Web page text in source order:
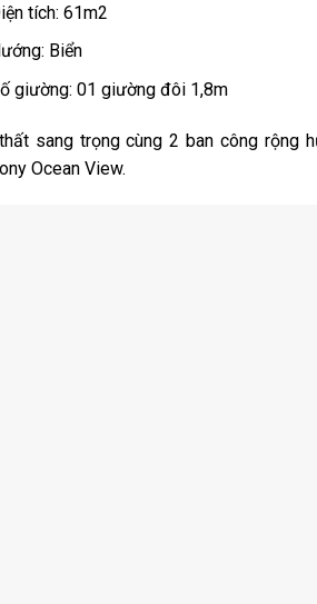
tích: 61m2
Biển
giường: 01 giường đôi 1,8m
sang trọng cùng 2 ban công rộng
Ocean View.